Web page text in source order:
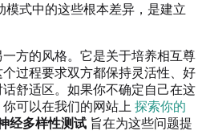
模式中的这些根本差异，是建立
方的风格。它是关于培养相互尊
过程要求双方都保持灵活性、好
舒适区。如果你不确定自己在这
可以在我们的网站上 探索你的
经多样性测试 旨在为这些问题提